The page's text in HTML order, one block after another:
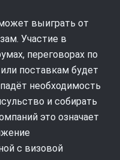
выиграть от
Участие в
переговорах по
поставкам будет
необходимость
и собирать
это означает
с визовой